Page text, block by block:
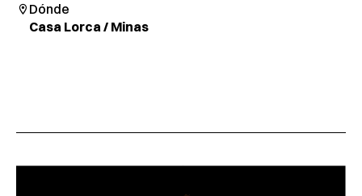
Dónde
Casa Lorca / Minas